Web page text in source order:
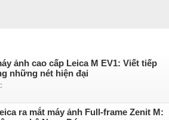
ảnh cao cấp Leica M EV1: Viết tiếp
những nét hiện đại
ra mắt máy ảnh Full-frame Zenit M: